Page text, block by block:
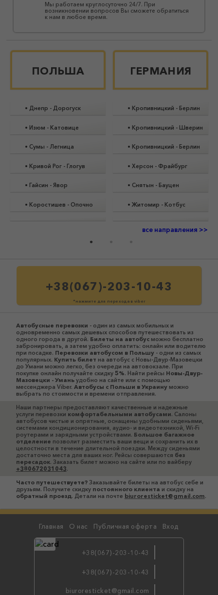
Мы работаем круглосуточно 24/7. При
возникновении вопросов Вы сможете обратиться
к нам в любое время.
ПОЛЬША
• Днепр - Дорогуск
• Изюм - Катовице
• Сумы - Легница
• Кривой Рог- Глогув
• Гайсин - Явор
• Коростишев - Опочно
ГЕРМАНИЯ
• Кропивницкий - Берлин
• Кропивницкий - Шверин
• Кропивницкий - Берлин
• Херсон - Фрайбург
• Снятын - Бауцен
• Житомир - Котбус
все направления >>
+38(067)-203-10-43
*нажмите для перехода в viber
Автобусные перевозки - один из самых мобильных и
одновременно самых дешевых способов путешествовать из
одного города в другой. Билеты на автобусможно бесплатно
забронировать, а затем удобно оплатить: онлайн или водителю
при посадке. Перевозки автобусом в Польшу- одни из самых
популярных. Купить билет на автобус с Новы-Двур-Мазовецки
до Умани можно легко, без очереди на автовокзале. При
покупке онлайн получайте скидку 5%. Найти рейсы Новы-Двур-
Мазовецки - Уманьудобно на сайте или с помощью
мессенджера Viber. Автобусы c Польши в Украинуможно
выбрать по стоимости и времени отправления.
Наши партнеры предоставляют качественные и надежные
услуги перевозки комфортабельными автобусами. Салоны
автобусов чистые и опрятные, оснащены удобными сиденьями,
системами кондиционирования, аудио- и видеотехникой, Wi-Fi
роутерами и зарядными устройствами. Большое багажное
отделение позволит разместить ваши вещи и сохранить их в
целостности в течение длительной поездки. Между сиденьями
достаточно места для ваших ног. Рейсы совершаются без
пересадок. Заказать билет можно на сайте или по вайберу
+380672031043.
Часто путешествуете?Заказывайте билеты на автобус себе и
друзьям. Получите скидку постоянного клиента и скидку на
обратный проезд. Детали на почте biuroresticket@gmail.com.
Главная О нас Публичная оферта Вход
+38(067)-203-10-43
+38(067)-203-10-43
biuroresticket@gmail.com